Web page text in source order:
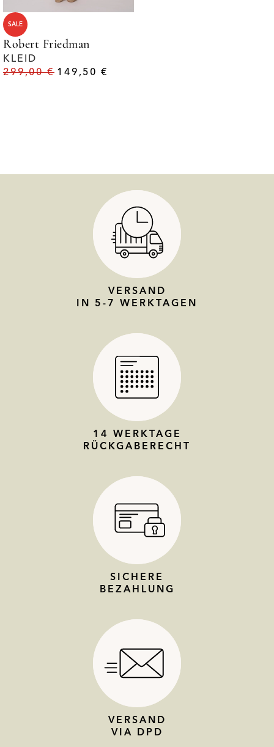
SALE
Robert Friedman
KLEID
299,00€ 149,50€
VERSAND
IN 5-7 WERKTAGEN
14 WERKTAGE
RÜCKGABERECHT
SICHERE
BEZAHLUNG
VERSAND
VIA DPD